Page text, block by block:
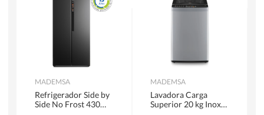
MADEMSA
Refrigerador Side by
Side No Frost 430
MADEMSA
Lavadora Carga
Superior 20 kg Inox